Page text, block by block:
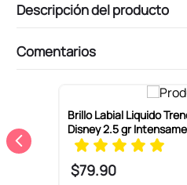
Descripción del producto
Comentarios
Brillo Labial Liquido
Disney 2.5 gr
$79.90